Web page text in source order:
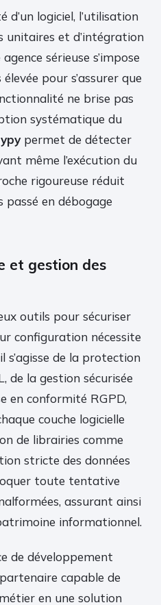
logiciel, l’utilisation
unitaires et d’intégration
sérieuse s’impose
pour s’assurer que
ne brise pas
systématique du
permet de détecter
même l’exécution du
rigoureuse réduit
en débogage
et gestion des
outils pour sécuriser
configuration nécessite
s’agisse de la protection
de la gestion sécurisée
en conformité RGPD,
couche logicielle
de librairies comme
stricte des données
toute tentative
assurant ainsi
informationnel.
de développement
capable de
en une solution